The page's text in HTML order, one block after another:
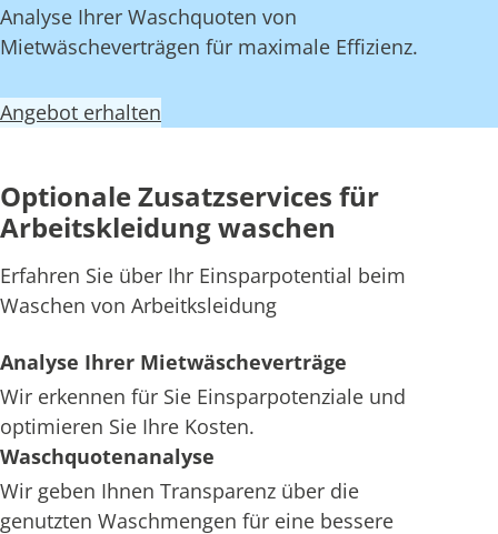
Analyse Ihrer Waschquoten von
Mietwäscheverträgen für maximale Effizienz.
Angebot erhalten
Optionale Zusatzservices für
Arbeitskleidung waschen
Erfahren Sie über Ihr Einsparpotential beim
Waschen von Arbeitksleidung
Analyse Ihrer Mietwäscheverträge
Wir erkennen für Sie Einsparpotenziale und
optimieren Sie Ihre Kosten.
Waschquotenanalyse
Wir geben Ihnen Transparenz über die
genutzten Waschmengen für eine bessere